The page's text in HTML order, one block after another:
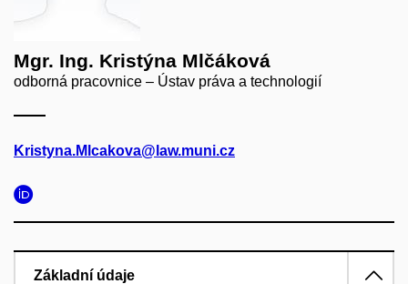
Mgr. Ing. Kristýna Mlčáková
odborná pracovnice – Ústav práva a technologií
Kristyna.Mlcakova@law.muni.cz
Základní údaje